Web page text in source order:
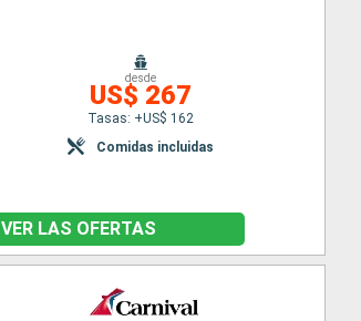
desde
US$ 267
Tasas: +US$ 162
Comidas incluidas
VER LAS OFERTAS